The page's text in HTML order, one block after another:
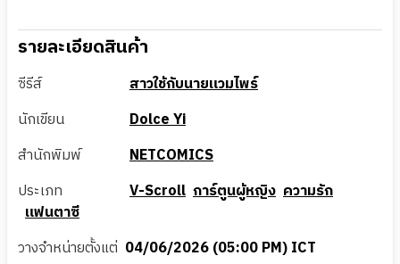
รายละเอียดสินค้า
ซีรีส์
สาวใช้กับนายแวมไพร์
นักเขียน
Dolce Yi
สำนักพิมพ์
NETCOMICS
ประเภท
V-Scroll การ์ตูนผู้หญิง ความรัก
แฟนตาซี
วางจำหน่ายตั้งแต่ 04/06/2026 (05:00 PM) ICT